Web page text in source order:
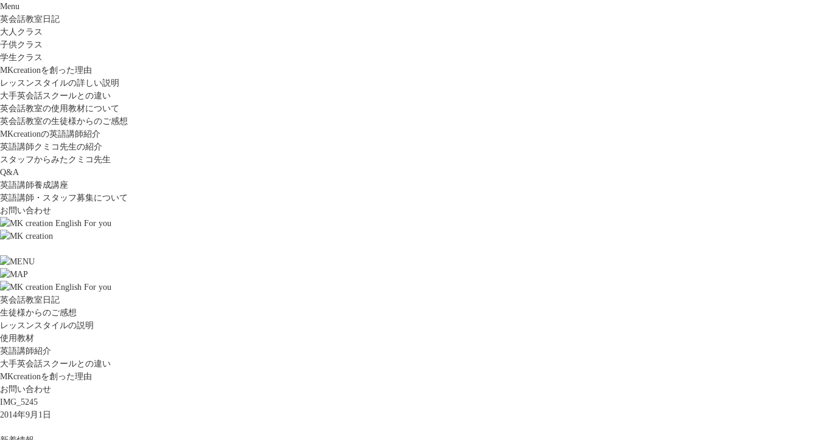
Menu
英会話教室日記
大人クラス
子供クラス
学生クラス
MKcreationを創った理由
レッスンスタイルの詳しい説明
大手英会話スクールとの違い
英会話教室の使用教材について
英会話教室の生徒様からのご感想
MKcreationの英語講師紹介
英語講師クミコ先生の紹介
スタッフからみたクミコ先生
Q&A
英語講師養成講座
英語講師・スタッフ募集について
お問い合わせ
英会話教室日記
生徒様からのご感想
レッスンスタイルの説明
使用教材
英語講師紹介
大手英会話スクールとの違い
MKcreationを創った理由
お問い合わせ
IMG_5245
2014年9月1日